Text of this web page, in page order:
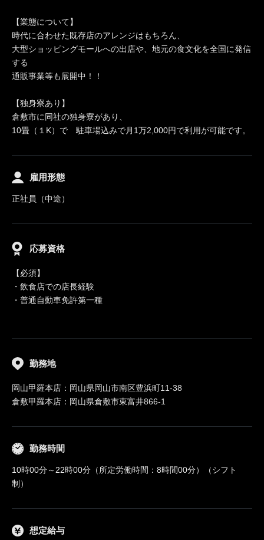
【業態について】
時代に合わせた既存店のアレンジはもちろん、
大型ショッピングモールへの出店や、地元の食文化を全国に発信
する
通販事業等も展開中！！
【独身寮あり】
倉敷市に同社の独身寮があり、
10畳（１K）で 駐車場込みで月1万2,000円で利用が可能です。
雇用形態
正社員（中途）
応募資格
【必須】
・飲食店での店長経験
・普通自動車免許第一種
勤務地
岡山甲羅本店：岡山県岡山市南区豊浜町11-38
倉敷甲羅本店：岡山県倉敷市東富井866-1
勤務時間
10時00分～22時00分（所定労働時間：8時間00分）（シフト
制）
想定給与